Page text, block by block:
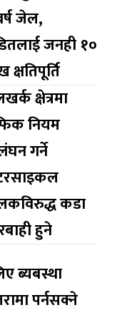
जेल,
जनही १०
क्षतिपूर्ति
क्षेत्रमा
नियम
गर्ने
कडा
हुने
ब्यबस्था
पर्नसक्ने